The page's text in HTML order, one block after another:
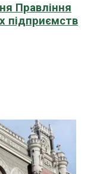
Правління
підприємств